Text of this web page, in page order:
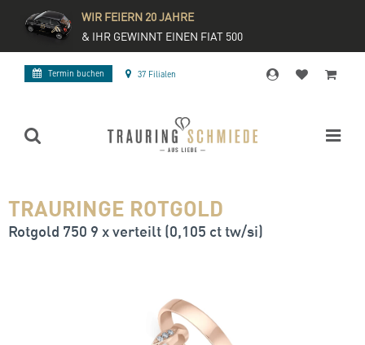
WIR FEIERN 20 JAHRE
& IHR GEWINNT EINEN FIAT 500
Termin buchen 37 Filialen
TRAURINGE ROTGOLD
Rotgold 750 9 x verteilt (0,105 ct tw/si)